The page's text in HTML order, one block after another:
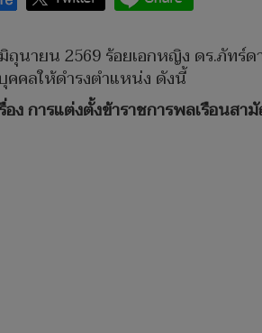
ถุนายน 2569 ร้อยเอกหญิง ดร.ภัทร์
คคลให้ดำรงตำแหน่ง ดังนี้
อง การแต่งตั้งข้าราชการพลเรือนส